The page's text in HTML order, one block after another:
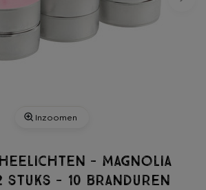
Inzoomen
- Magnolia
stuks - 10 branduren